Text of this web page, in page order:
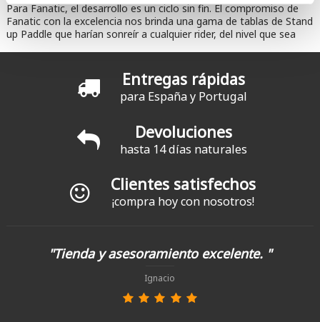
Para Fanatic, el desarrollo es un ciclo sin fin. El compromiso de
Fanatic con la excelencia nos brinda una gama de tablas de Stand
up Paddle que harían sonreír a cualquier rider, del nivel que sea
Entregas rápidas
para España y Portugal
Devoluciones
hasta 14 días naturales
Clientes satisfechos
¡compra hoy con nosotros!
"Tienda y asesoramiento excelente. "
Ignacio